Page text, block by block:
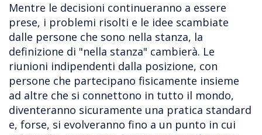
Mentre le decisioni continueranno a essere
prese, i problemi risolti e le idee scambiate
dalle persone che sono nella stanza, la
definizione di "nella stanza" cambierà. Le
riunioni indipendenti dalla posizione, con
persone che partecipano fisicamente insieme
ad altre che si connettono in tutto il mondo,
diventeranno sicuramente una pratica standard
e, forse, si evolveranno fino a un punto in cui